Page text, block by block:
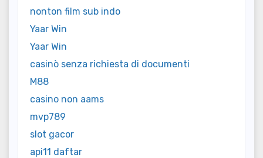
nonton film sub indo
Yaar Win
Yaar Win
casinò senza richiesta di documenti
M88
casino non aams
mvp789
slot gacor
api11 daftar